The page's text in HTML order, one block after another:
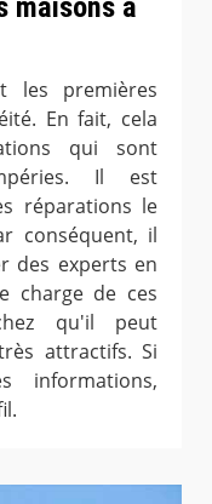
maisons à
les premières
En fait, cela
qui sont
Il est
réparations le
conséquent, il
des experts en
charge de ces
qu'il peut
attractifs. Si
informations,